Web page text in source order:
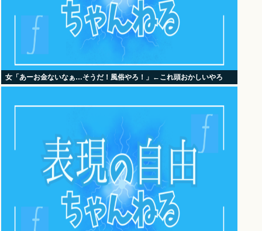
女「あーお金ないなぁ…そうだ！風俗やろ！」←これ頭おかしいやろ